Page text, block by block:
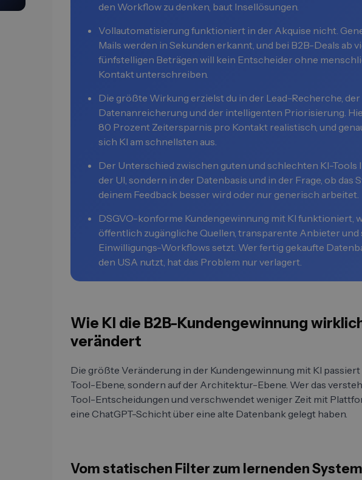
den Workflow zu denken, baut Insellösungen.
Vollautomatisierung funktioniert in der Akquise nicht.
Mails werden in Sekunden erkannt, und bei B2B-Deals ab
fünfstelligen Beträgen will kein Entscheider ohne
Kontakt unterschreiben.
Die größte Wirkung erzielst du in der Lead-Recherche, der
Datenanreicherung und der intelligenten Priorisierung.
80 Prozent Zeitersparnis pro Kontakt realistisch, und
sich KI am schnellsten aus.
Der Unterschied zwischen guten und schlechten KI-Tools
der UI, sondern in der Datenbasis und in der Frage, ob das
deinem Feedback besser wird oder nur generisch arbeitet.
DSGVO-konforme Kundengewinnung mit KI funktioniert,
öffentlich zugängliche Quellen, transparente Anbieter und
Einwilligungs-Workflows setzt. Wer fertig gekaufte
den USA nutzt, hat das Problem nur verlagert.
Wie KI die B2B-Kundengewinnung
verändert
Die größte Veränderung in der Kundengewinnung mit KI
Tool-Ebene, sondern auf der Architektur-Ebene. Wer das
Tool-Entscheidungen und verschwendet weniger Zeit mit
eine ChatGPT-Schicht über eine alte Datenbank gelegt haben.
Vom statischen Filter zum lernenden System